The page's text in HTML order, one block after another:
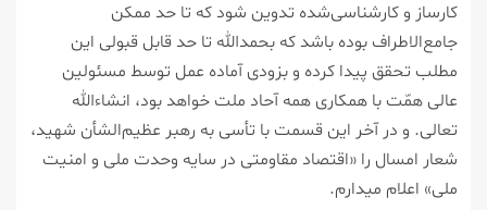
کارساز و کارشناسی‌شده تدوین شود که تا حد ممکن
جامع‌الاطراف بوده باشد که بحمدالله تا حد قابل قبولی این
مطلب تحقق پیدا کرده و بزودی آماده عمل توسط مسئولین
عالی همّت با همکاری همه آحاد ملت خواهد بود، انشاءالله
تعالی. و در آخر این قسمت با تأسی به رهبر عظیم‌الشأن شهید،
شعار امسال را «اقتصاد مقاومتی در سایه وحدت ملی و امنیت
ملی» اعلام میدارم.